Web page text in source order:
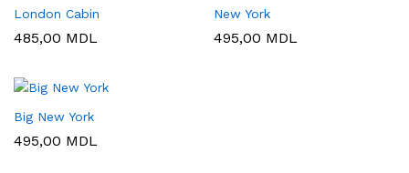
London Cabin
485,00 MDL
New York
495,00 MDL
Big New York
495,00 MDL